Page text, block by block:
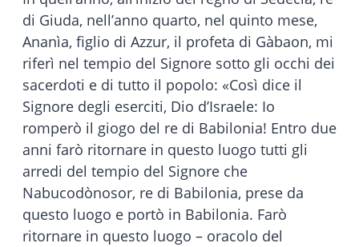
di Giuda, nell’anno quarto, nel quinto mese,
Ananìa, figlio di Azzur, il profeta di Gàbaon, mi
riferì nel tempio del Signore sotto gli occhi dei
sacerdoti e di tutto il popolo: «Così dice il
Signore degli eserciti, Dio d’Israele: Io
romperò il giogo del re di Babilonia! Entro due
anni farò ritornare in questo luogo tutti gli
arredi del tempio del Signore che
Nabucodònosor, re di Babilonia, prese da
questo luogo e portò in Babilonia. Farò
ritornare in questo luogo – oracolo del